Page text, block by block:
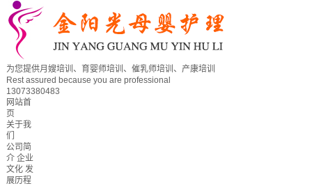
为您提供月嫂培训、育婴师培训、催乳师培训、产康培训
Rest assured because you are professional
13073380483
网站首
页
关于我
们
公司简
介 企业
文化 发
展历程